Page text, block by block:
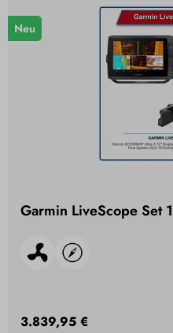
Neu
Garmin LiveScope Set
3.839,95 €